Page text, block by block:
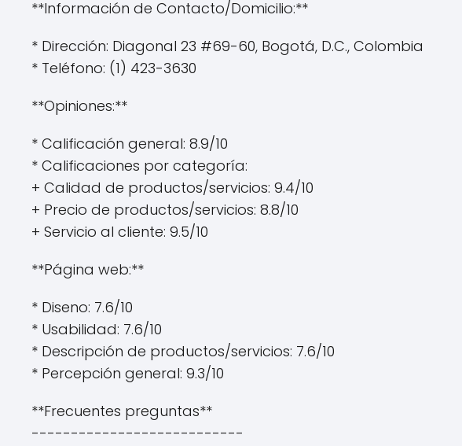
**Información de Contacto/Domicilio:**
* Dirección: Diagonal 23 #69-60, Bogotá, D.C., Colombia
* Teléfono: (1) 423-3630
**Opiniones:**
* Calificación general: 8.9/10
* Calificaciones por categoría:
+ Calidad de productos/servicios: 9.4/10
+ Precio de productos/servicios: 8.8/10
+ Servicio al cliente: 9.5/10
**Página web:**
* Diseno: 7.6/10
* Usabilidad: 7.6/10
* Descripción de productos/servicios: 7.6/10
* Percepción general: 9.3/10
**Frecuentes preguntas**
---------------------------